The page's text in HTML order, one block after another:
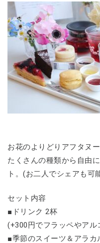
お花のよりどりアフタヌ
たくさんの種類から自由
ト。(お二人でシェアも可
セット内容
■ドリンク 2杯
(+300円でフラッペやアル
■季節のスイーツ＆アラカ